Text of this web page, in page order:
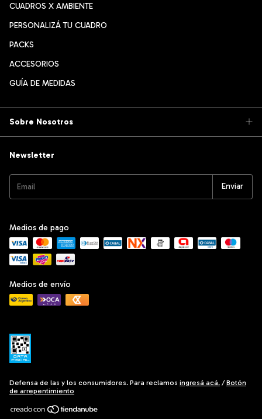
CUADROS X AMBIENTE
PERSONALIZÁ TU CUADRO
PACKS
ACCESORIOS
GUÍA DE MEDIDAS
Sobre Nosotros
Newsletter
Medios de pago
Medios de envío
Defensa de las y los consumidores. Para reclamos ingresá acá. / Botón
de arrepentimiento